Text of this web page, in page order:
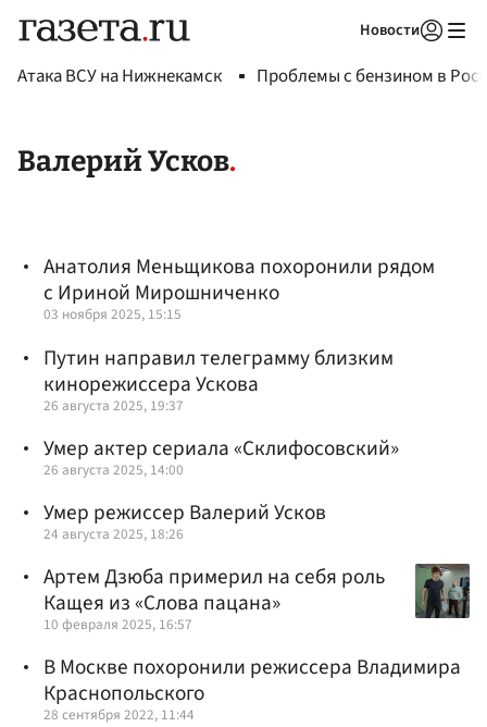
Новости
Атака ВСУ на Нижнекамск Проблемы с бензином в
Валерий Усков
Анатолия Меньщикова похоронили рядом
с Ириной Мирошниченко
03 ноября 2025, 15:15
Путин направил телеграмму близким
кинорежиссера Ускова
26 августа 2025, 19:37
Умер актер сериала «Склифосовский»
26 августа 2025, 14:00
Умер режиссер Валерий Усков
24 августа 2025, 18:26
Артем Дзюба примерил на себя роль
Кащея из «Слова пацана»
10 февраля 2025, 16:57
В Москве похоронили режиссера Владимира
Краснопольского
28 сентября 2022, 11:44